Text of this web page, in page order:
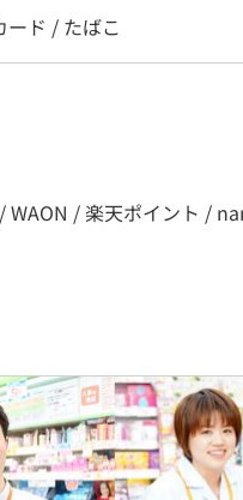
ド / たばこ
/ 楽天ポイント /